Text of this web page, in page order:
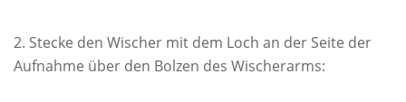
Stecke den Wischer mit dem Loch an der Seite der
Aufnahme über den Bolzen des Wischerarms: